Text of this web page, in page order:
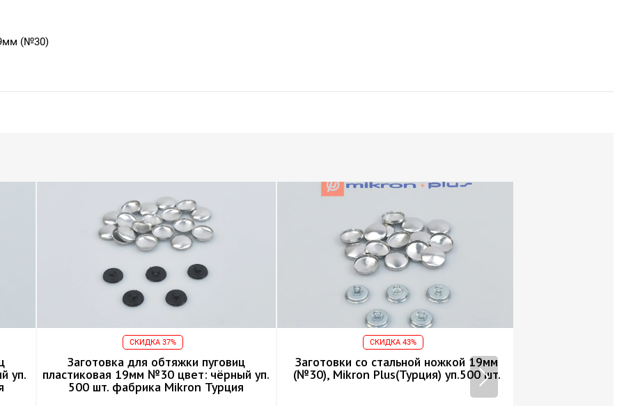
(№30)
уп.
СКИДКА 37%
Заготовка для обтяжки пуговиц
пластиковая 19мм №30 цвет: чёрный уп.
500 шт. фабрика Mikron Турция
СКИДКА 43%
Заготовки со стальной ножкой 19мм
(№30), Mikron Plus(Турция) уп.500 шт.